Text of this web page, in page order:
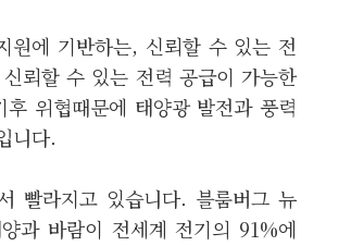
원에 기반하는, 신뢰할 수 있는 전
뢰할 수 있는 전력 공급이 가능한
위협때문에 태양광 발전과 풍력
니다.
빨라지고 있습니다. 블룸버그 뉴
과 바람이 전세계 전기의 91%에